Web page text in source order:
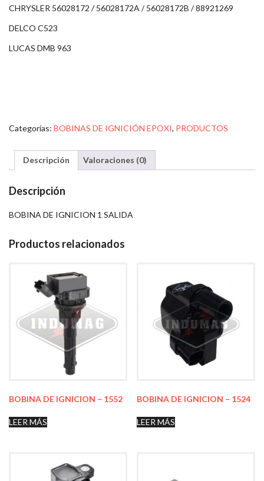
CHRYSLER 56028172 / 56028172A / 56028172B / 88921269
DELCO C523
LUCAS DMB 963
Categorías: BOBINAS DE IGNICIÓN EPOXI, PRODUCTOS
Descripción Valoraciones (0)
Descripción
BOBINA DE IGNICION 1 SALIDA
Productos relacionados
BOBINA DE IGNICION – 1552
LEER MÁS
BOBINA DE IGNICION – 1524
LEER MÁS